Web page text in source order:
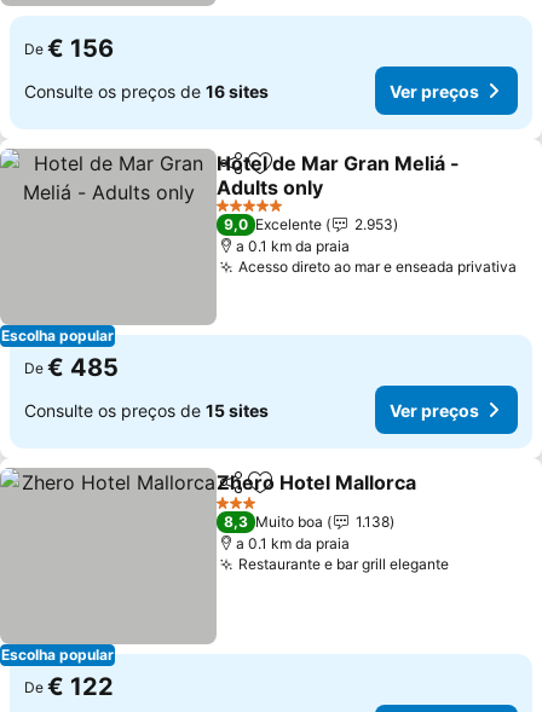
De € 156
Consulte os preços de 16 sites Ver preços
Escolha popular
PartilharAdicionar aos favoritos
Hotel de Mar Gran Meliá -
Adults only
5 Estrelas
9,0 Excelente
2.953
a 0.1 km da praia
Acesso direto ao mar e enseada privativa
De € 485
Consulte os preços de 15 sites Ver preços
Escolha popular
PartilharAdicionar aos favoritos
Zhero Hotel Mallorca
3 Estrelas
8,3 Muito boa
1.138
a 0.1 km da praia
Restaurante e bar grill elegante
De € 122